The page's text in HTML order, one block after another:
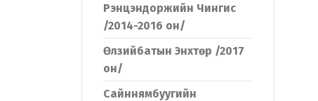
Рэнцэндоржийн Чингис
/2014-2016 он/
Өлзийбатын Энхтөр /2017
он/
Сайннямбуугийн